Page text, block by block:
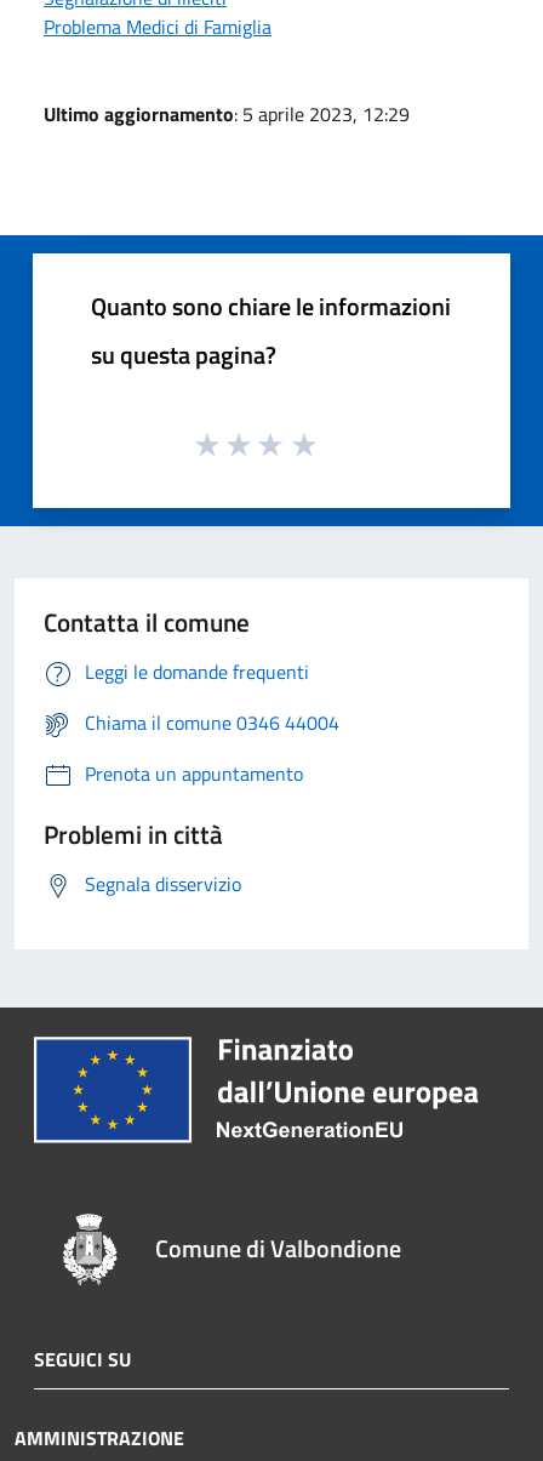
Problema Medici di Famiglia
Ultimo aggiornamento: 5 aprile 2023, 12:29
Quanto sono chiare le informazioni
su questa pagina?
Contatta il comune
Leggi le domande frequenti
Chiama il comune 0346 44004
Prenota un appuntamento
Problemi in città
Segnala disservizio
Comune di Valbondione
SEGUICI SU
AMMINISTRAZIONE